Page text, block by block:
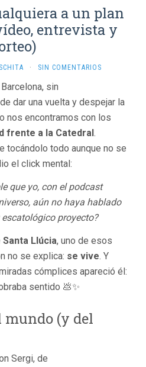
a un plan
entrevista y
· SIN COMENTARIOS
sin
dar una vuelta y despejar la
nos encontramos con los
frente a la Catedral .
tocándolo todo aunque no se
el click mental:
que yo, con el podcast
aún no haya hablado
proyecto?
Santa Llúcia, uno de esos
no se explica: se vive. Y
cómplices apareció él:
sentido 💩✨
mundo (y del
Sergi, de